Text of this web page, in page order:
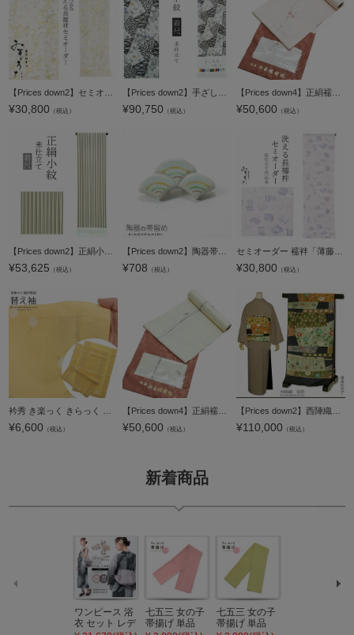
¥30,800 （税込） ¥90,750 （税込）
【Prices down4】正絹襦袢反物「薄ピンク色 紅白梅」ウロコ綸子 手描き 着尺 柄襦袢 未仕立て ＜U＞【メール便不可】
¥50,600 （税込）
¥53,625 （税込） ¥708 （税込）
セミオーダー 襦袢「薄藤色 本と万年筆」みすゞうた 反物代、お仕立て代込 柄襦袢 洗える襦袢 【メール便不可】
¥30,800 （税込）
¥6,600 （税込） ¥50,600 （税込） ¥110,000 （税込）
新着商品
ワンピース 浴
衣 セット レデ
七五三 女の子
帯揚げ 単品
七五三 女の子
帯揚げ 単品